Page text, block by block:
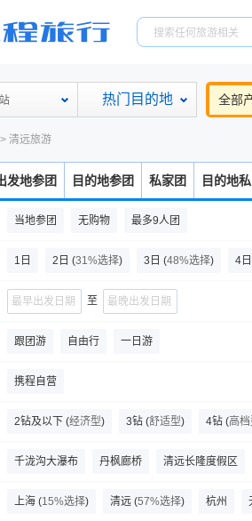
站 热门目的地 全部
> 清远旅游
发地参团 目的地参团 私家团 目的地
当地参团 无购物 最多9人团
1日 2日 (31%选择) 3日 (48%选择) 4日
至
跟团游 自由行 一日游
携程自营
2钻及以下 (经济型) 3钻 (舒适型) 4钻 (高
千泷沟大瀑布 丹枫廊桥 清远长隆度假区
森林海嬉水乐园 石门国家森林公园 古龙峡
上海 (15%选择) 清远 (57%选择) 杭州